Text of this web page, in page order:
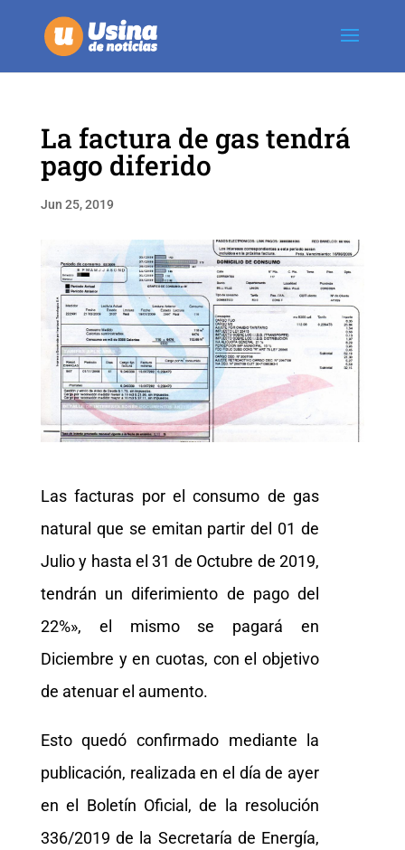
La factura de gas tendrá
pago diferido
Jun 25, 2019
Las facturas por el consumo de gas
natural que se emitan partir del 01 de
Julio y hasta el 31 de Octubre de 2019,
tendrán un diferimiento de pago del
22%», el mismo se pagará en
Diciembre y en cuotas, con el objetivo
de atenuar el aumento.
Esto quedó confirmado mediante la
publicación, realizada en el día de ayer
en el Boletín Oficial, de la resolución
336/2019 de la Secretaría de Energía,